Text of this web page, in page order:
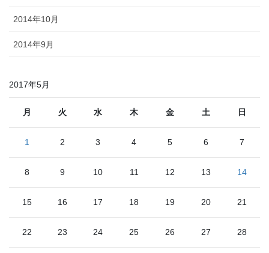
2014年10月
2014年9月
2017年5月
月 火 水 木 金 土 日
1 2 3 4 5 6 7
8 9 10 11 12 13 14
15 16 17 18 19 20 21
22 23 24 25 26 27 28